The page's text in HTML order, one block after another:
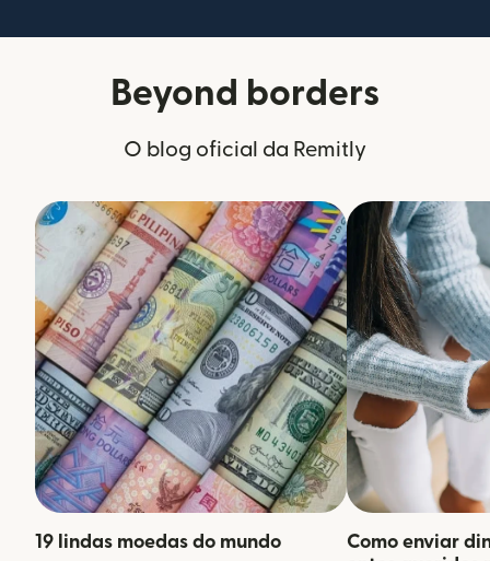
Beyond borders
O blog oficial da Remitly
19 lindas moedas do mundo
Como enviar